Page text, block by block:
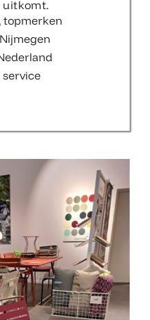
uitkomt.
topmerken
service